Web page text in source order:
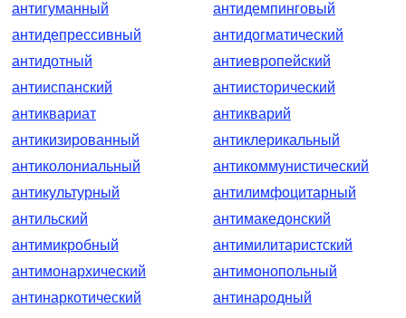
антигуманный
антидемпинговый
антидепрессивный
антидогматический
антидотный
антиевропейский
антииспанский
антиисторический
антиквариат
антикварий
антикизированный
антиклерикальный
антиколониальный
антикоммунистический
антикультурный
антилимфоцитарный
антильский
антимакедонский
антимикробный
антимилитаристский
антимонархический
антимонопольный
антинаркотический
антинародный